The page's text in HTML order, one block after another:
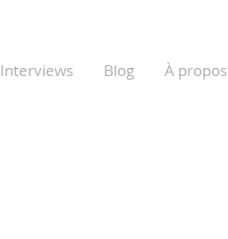
Interviews Blog À propos